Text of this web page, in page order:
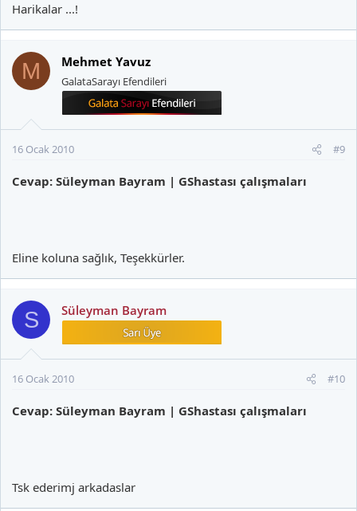
Harikalar ...!
M Mehmet Yavuz
GalataSarayı Efendileri
16 Ocak 2010 #9
Cevap: Süleyman Bayram | GShastası çalışmaları
Eline koluna sağlık, Teşekkürler.
S Süleyman Bayram
16 Ocak 2010 #10
Cevap: Süleyman Bayram | GShastası çalışmaları
Tsk ederimj arkadaslar